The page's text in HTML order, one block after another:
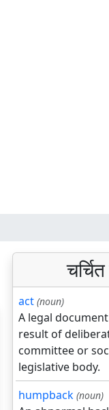
act (noun)
A legal
result of
committee or
legislative body.
humpback (noun)